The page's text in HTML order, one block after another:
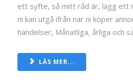
ett syfte, så mitt råd är, lägg ett
ni kan utgå ifrån när ni köper
händelser, Månatliga, årliga och
LÄS MER...